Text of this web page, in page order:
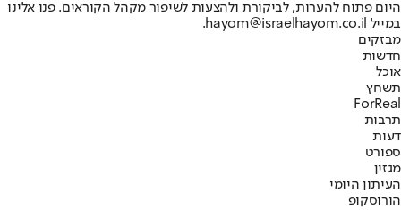
היום פתוח להערות, לביקורת ולהצעות לשיפור מקהל הקוראים. פנו אלינו
במייל hayom@israelhayom.co.il.
מבזקים
חדשות
אוכל
תשחץ
ForReal
תרבות
דעות
ספורט
מגזין
העיתון היומי
הורוסקופ